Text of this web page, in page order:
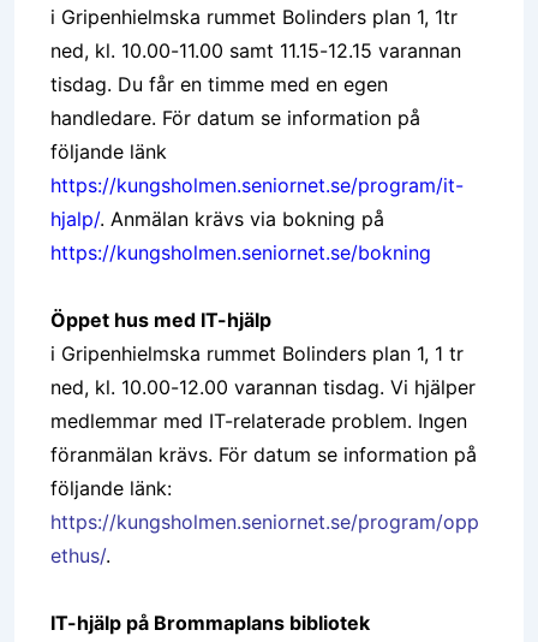
i Gripenhielmska rummet Bolinders plan 1, 1tr
ned, kl. 10.00-11.00 samt 11.15-12.15 varannan
tisdag. Du får en timme med en egen
handledare. För datum se information på
följande länk
https://kungsholmen.seniornet.se/program/it-
hjalp/. Anmälan krävs via bokning på
https://kungsholmen.seniornet.se/bokning
Öppet hus med IT-hjälp
i Gripenhielmska rummet Bolinders plan 1, 1 tr
ned, kl. 10.00-12.00 varannan tisdag. Vi hjälper
medlemmar med IT-relaterade problem. Ingen
föranmälan krävs. För datum se information på
följande länk:
https://kungsholmen.seniornet.se/program/opp
ethus/.
IT-hjälp på Brommaplans bibliotek